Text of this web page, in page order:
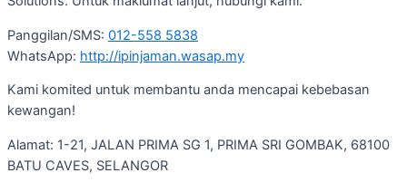
Panggilan/SMS: 012-558 5838
WhatsApp: http://ipinjaman.wasap.my
Kami komited untuk membantu anda mencapai kebebasan
kewangan!
Alamat: 1-21, JALAN PRIMA SG 1, PRIMA SRI GOMBAK, 68100
BATU CAVES, SELANGOR